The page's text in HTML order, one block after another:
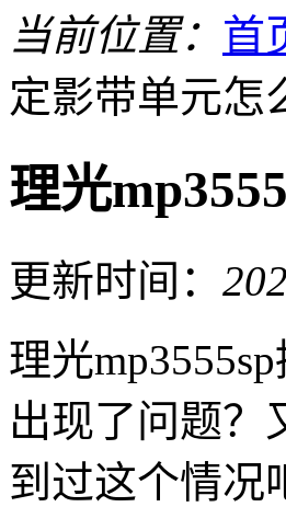
当前位置： 首
定影带单元怎
理光
更新时间：
理光
出现了问题？
到过这个情况